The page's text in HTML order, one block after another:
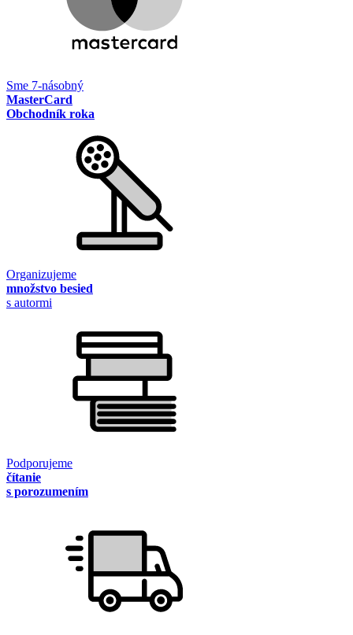
Sme 7-násobný
MasterCard
Obchodník roka
Organizujeme
množstvo besied
s autormi
Podporujeme
čítanie
s porozumením